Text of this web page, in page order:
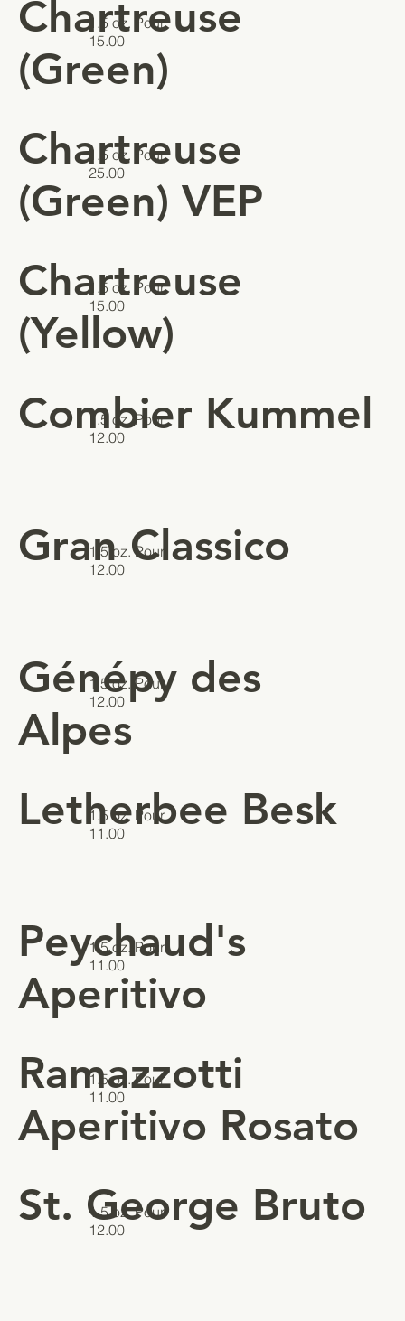
Chartreuse
(Green)
1.5 oz. Pour
15.00
Chartreuse
(Green) VEP
1.5 oz. Pour
25.00
Chartreuse
(Yellow)
1.5 oz. Pour
15.00
Combier Kummel
1.5 oz. Pour
12.00
Gran Classico
1.5 oz. Pour
12.00
Génépy des
Alpes
1.5 oz. Pour
12.00
Letherbee Besk
1.5 oz. Pour
11.00
Peychaud's
Aperitivo
1.5 oz. Pour
11.00
Ramazzotti
Aperitivo Rosato
1.5 oz. Pour
11.00
St. George Bruto
1.5 oz. Pour
12.00